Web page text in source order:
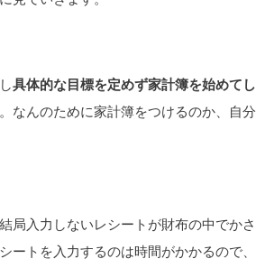
具体的な目標を定めず家計簿を始めてし
なんのために家計簿をつけるのか、自分
局入力しないレシートが財布の中でかさ
トを入力するのは時間がかかるので、